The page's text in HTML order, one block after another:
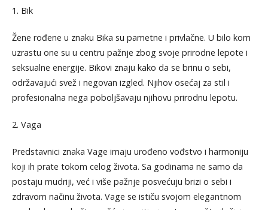
1. Bik
Žene rođene u znaku Bika su pametne i privlačne. U bilo kom
uzrastu one su u centru pažnje zbog svoje prirodne lepote i
seksualne energije. Bikovi znaju kako da se brinu o sebi,
održavajući svež i negovan izgled. Njihov osećaj za stil i
profesionalna nega poboljšavaju njihovu prirodnu lepotu.
2. Vaga
Predstavnici znaka Vage imaju urođeno vođstvo i harmoniju
koji ih prate tokom celog života. Sa godinama ne samo da
postaju mudriji, već i više pažnje posvećuju brizi o sebi i
zdravom načinu života. Vage se ističu svojom elegantnom